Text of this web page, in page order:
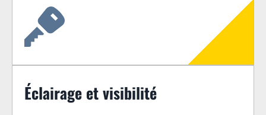
Éclairage et visibilité